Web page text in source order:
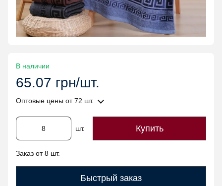
В наличии
65.07 грн/шт.
Оптовые цены от 72 шт.
шт. Купить
Заказ от 8 шт.
Быстрый заказ